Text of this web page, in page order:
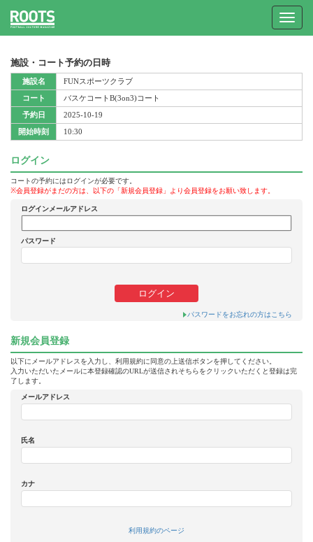
Toggle
施設・コート予約の日時
施設名
コート
予約日
開始時刻
FUNスポーツクラブ
バスケコートB(3on3)コート
2025-10-19
10:30
ログイン
コートの予約にはログインが必要です。
※会員登録がまだの方は、以下の「新規会員登録」より会員登録をお願い致します。
ログインメールアドレス
パスワード
パスワードをお忘れの方はこちら
新規会員登録
以下にメールアドレスを入力し、利用規約に同意の上送信ボタンを押してください。
入力いただいたメールに本登録確認のURLが送信されそちらをクリックいただくと登録は完
了します。
メールアドレス
氏名
カナ
利用規約のページ